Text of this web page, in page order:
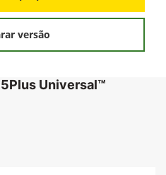
versão
Universal™